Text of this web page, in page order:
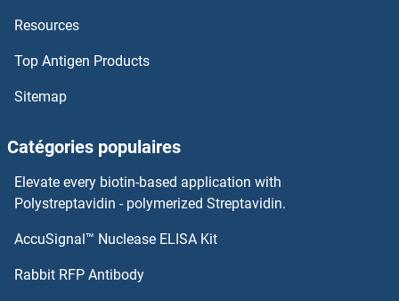
Goosecoid Homeobox Anticorps
GOLT1B Anticorps
GOLPH3 Anticorps
GOLM1 Anticorps
Golgin B1 Anticorps
Resources
Top Antigen Products
Sitemap
Catégories populaires
Elevate every biotin-based application with
Polystreptavidin - polymerized Streptavidin.
AccuSignal™ Nuclease ELISA Kit
Rabbit RFP Antibody